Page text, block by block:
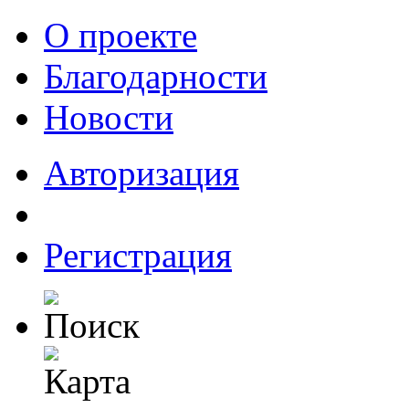
О проекте
Благодарности
Новости
Авторизация
Регистрация